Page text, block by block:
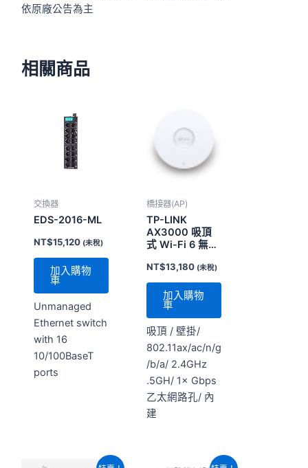
依原廠公告為主
相關商品
交換器
EDS-2016-ML
NT$15,120 (未稅)
加入購物
車
Unmanaged
Ethernet switch
with 16
10/100BaseT
ports
橋接器(AP)
TP-LINK
AX3000 吸頂
式 Wi-Fi 6 無線
NT$13,180 (未稅)
加入購物
車
吸頂 / 壁掛/
802.11ax/ac/n/g
/b/a/ 2.4GHz
.5GH/ 1× Gbps
乙太網路孔/ 內
建
目
目